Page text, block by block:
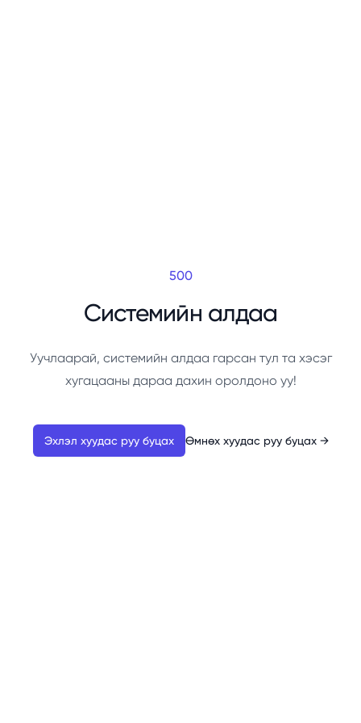
500
Системийн алдаа
Уучлаарай, системийн алдаа гарсан тул та хэсэг
хугацааны дараа дахин оролдоно уу!
Эхлэл хуудас руу буцах Өмнөх хуудас руу буцах →